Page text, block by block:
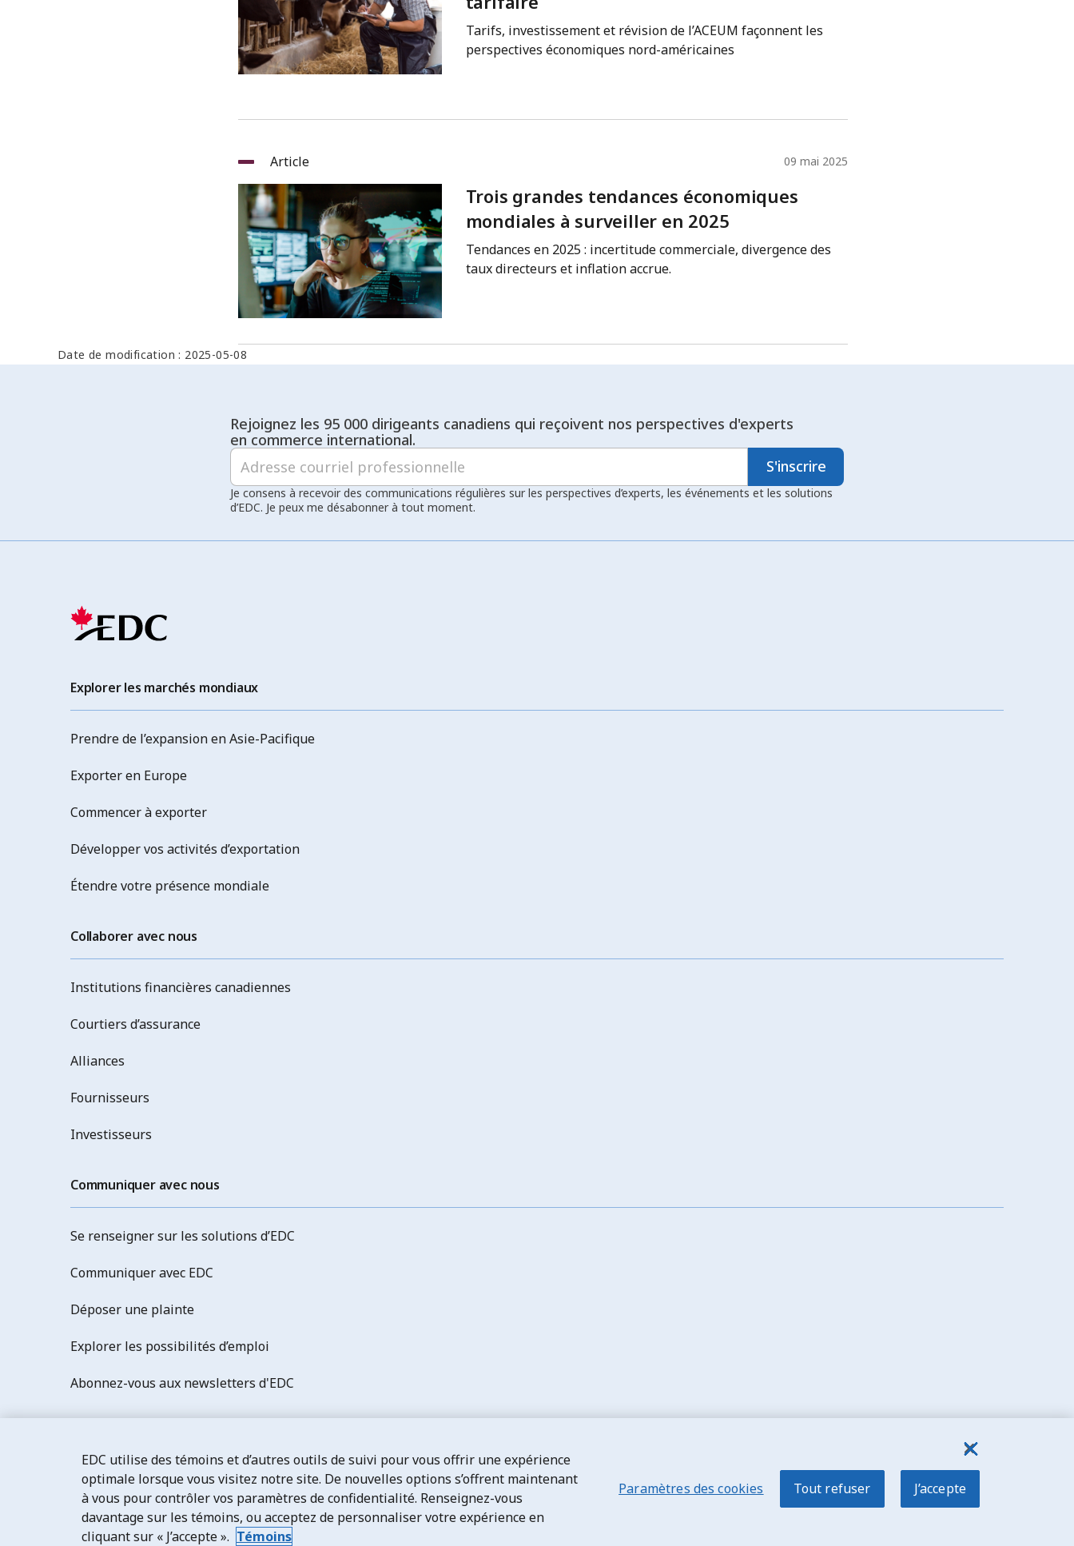
Tarifs, investissement et révision de l’ACEUM façonnent les
perspectives économiques nord-américaines
Article 09 mai 2025
Trois grandes tendances économiques
mondiales à surveiller en 2025
Tendances en 2025 : incertitude commerciale, divergence des
taux directeurs et inflation accrue.
Date de modification : 2025-05-08
Rejoignez les 95 000 dirigeants canadiens qui reçoivent nos perspectives d'experts
en commerce international.
S'inscrire
Je consens à recevoir des communications régulières sur les perspectives d’experts, les événements et les solutions
d’EDC. Je peux me désabonner à tout moment.
Explorer les marchés mondiaux
Prendre de l’expansion en Asie-Pacifique
Exporter en Europe
Commencer à exporter
Développer vos activités d’exportation
Étendre votre présence mondiale
Collaborer avec nous
Institutions financières canadiennes
Courtiers d’assurance
Alliances
Fournisseurs
Investisseurs
Communiquer avec nous
Se renseigner sur les solutions d’EDC
Communiquer avec EDC
Déposer une plainte
Explorer les possibilités d’emploi
Abonnez-vous aux newsletters d'EDC
Exportation et développement Canada Énoncé de confidentialité
EDC utilise des témoins et d’autres outils de suivi pour vous offrir une expérience
optimale lorsque vous visitez notre site. De nouvelles options s’offrent maintenant
à vous pour contrôler vos paramètres de confidentialité. Renseignez-vous
davantage sur les témoins, ou acceptez de personnaliser votre expérience en
cliquant sur « J’accepte ». Témoins
Paramètres des cookies Tout refuser J’accepte